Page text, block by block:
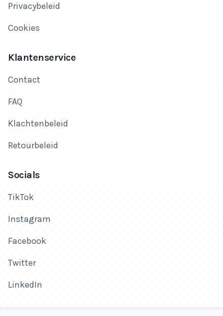
Privacybeleid
Cookies
Klantenservice
Contact
FAQ
Klachtenbeleid
Retourbeleid
Socials
TikTok
Instagram
Facebook
Twitter
LinkedIn